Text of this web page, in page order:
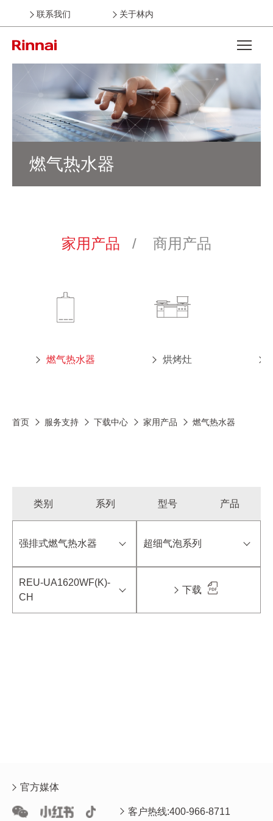
联系我们 关于林内
Open the
燃气热水器
家用产品 商用产品
燃气热水器 烘烤灶
首页 服务支持 下载中心 家用产品 燃气热水器
类别 系列 型号 产品
强排式燃气热水器 超细气泡系列
REU-UA1620WF(K)-
CH
下载
官方媒体
客户热线:400-966-8711